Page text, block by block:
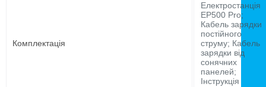
Комплектація
Електростанція
EP500 Pro;
Кабель зарядки
постійного
струму; Кабель
зарядки від
сонячних
панелей;
Інструкція